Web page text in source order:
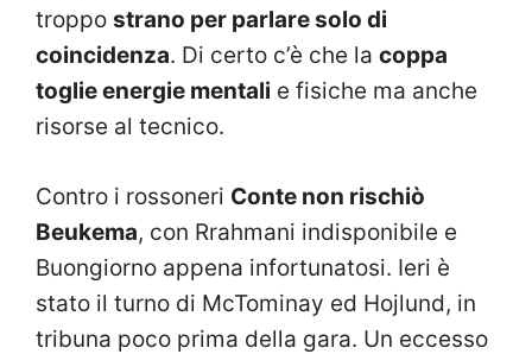
troppo strano per parlare solo di
coincidenza. Di certo c’è che la coppa
toglie energie mentali e fisiche ma anche
risorse al tecnico.
Contro i rossoneri Conte non rischiò
Beukema, con Rrahmani indisponibile e
Buongiorno appena infortunatosi. Ieri è
stato il turno di McTominay ed Hojlund, in
tribuna poco prima della gara. Un eccesso